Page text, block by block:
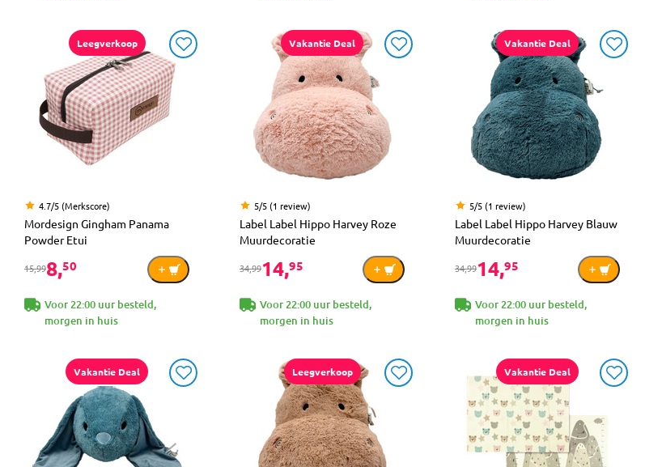
Leegverkoop
4.7/5 (Merkscore)
Mordesign Gingham Panama
Powder Etui
15,998,50
Voor 22:00 uur besteld,
morgen in huis
Vakantie Deal
5/5 (1 review)
Label Label Hippo Harvey Roze
Muurdecoratie
34,9914,95
Voor 22:00 uur besteld,
morgen in huis
Vakantie Deal
5/5 (1 review)
Label Label Hippo Harvey Blauw
Muurdecoratie
34,9914,95
Voor 22:00 uur besteld,
morgen in huis
Vakantie Deal Leegverkoop Vakantie Deal